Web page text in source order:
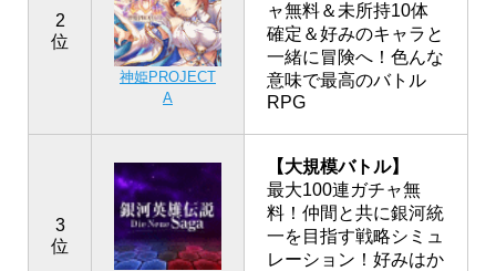
2
位
神姫PROJECT
A
ャ無料＆未所持10体
確定＆好みのキャラと
一緒に冒険へ！色んな
意味で最高のバトル
RPG
3
位
【大規模バトル】
最大100連ガチャ無
料！仲間と共に銀河統
一を目指す戦略シミュ
レーション！好みはか